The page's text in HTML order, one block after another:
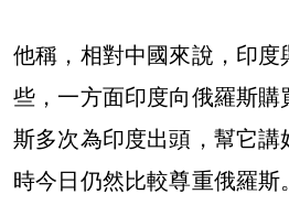
他稱，相對中國來說，印
些，一方面印度向俄羅斯
斯多次為印度出頭，幫它
時今日仍然比較尊重俄羅